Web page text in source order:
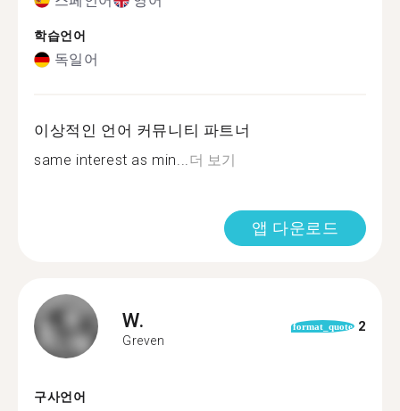
학습언어
독일어
이상적인 언어 커뮤니티 파트너
same interest as min...더 보기
앱 다운로드
W.
Greven
format_quote 2
구사언어